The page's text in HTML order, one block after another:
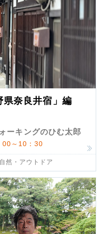
県奈良井宿」編
ーキングのひむ太郎
00～10：30
自然・アウトドア